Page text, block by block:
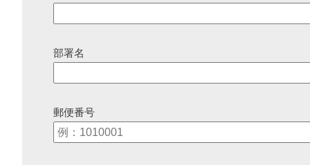
部署名
郵便番号